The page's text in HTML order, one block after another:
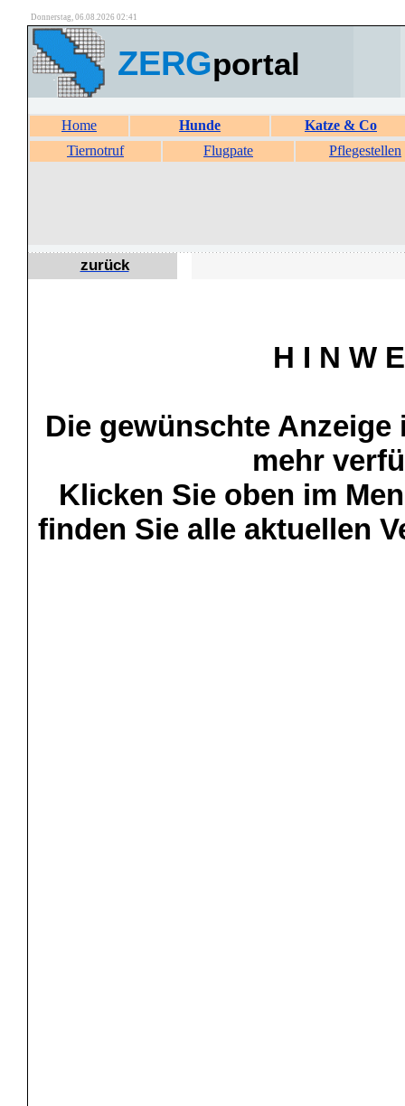
Donnerstag, 06.08.2026 02:41
ZERGportal
Home Hunde
Katze & Co
Tiernotruf
Flugpate Pflegestellen
zurück
H I N W
Die gewünschte
mehr
Klicken Sie oben im
finden Sie alle aktuellen